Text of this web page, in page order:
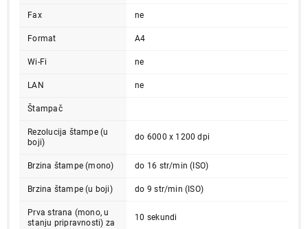
Fax ne
Format A4
Wi-Fi ne
LAN ne
Štampač
Rezolucija štampe (u
boji)
do 6000 x 1200 dpi
Brzina štampe (mono) do 16 str/min (ISO)
Brzina štampe (u boji) do 9 str/min (ISO)
Prva strana (mono, u
stanju pripravnosti) za
10 sekundi